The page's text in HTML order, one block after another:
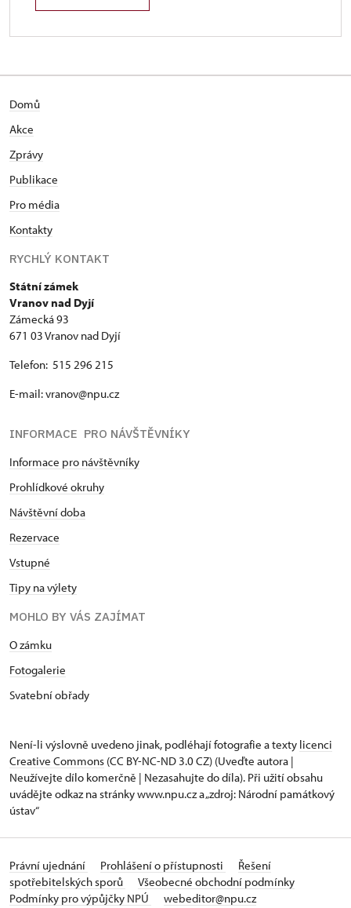
Domů
Akce
Zprávy
Publikace
Pro média
Kontakty
RYCHLÝ KONTAKT
Státní zámek
Vranov nad Dyjí
Zámecká 93
671 03 Vranov nad Dyjí
Telefon: 515 296 215
E-mail: vranov@npu.cz
INFORMACE PRO NÁVŠTĚVNÍKY
Informace pro návštěvníky
Prohlídkové okruhy
Návštěvní doba
Rezervace
Vstupné
Tipy na výlety
MOHLO BY VÁS ZAJÍMAT
O zámku
Fotogalerie
Svatební obřady
Není-li výslovně uvedeno jinak, podléhají fotografie a texty licenci
Creative Commons (CC BY-NC-ND 3.0 CZ) (Uveďte autora |
Neužívejte dílo komerčně | Nezasahujte do díla). Při užití obsahu
uvádějte odkaz na stránky www.npu.cz a „zdroj: Národní památkový
ústav“
Právní ujednání Prohlášení o přístupnosti
Řešení
spotřebitelských sporů
Všeobecné obchodní podmínky
Podmínky pro výpůjčky NPÚ
webeditor@npu.cz